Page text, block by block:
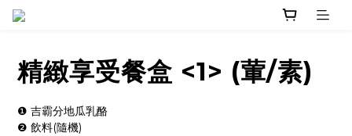
精緻享受餐盒 <1> (葷/素)
❶ 吉霸分地瓜乳酪
❷ 飲料(隨機)